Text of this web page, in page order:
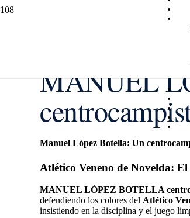
MANUEL
Manuel López Botella: Un
Atlético Veneno de Novelda:
MANUEL LÓPEZ BOTELLA
defendiendo los colores del Atlético
insistiendo en la disciplina y el juego